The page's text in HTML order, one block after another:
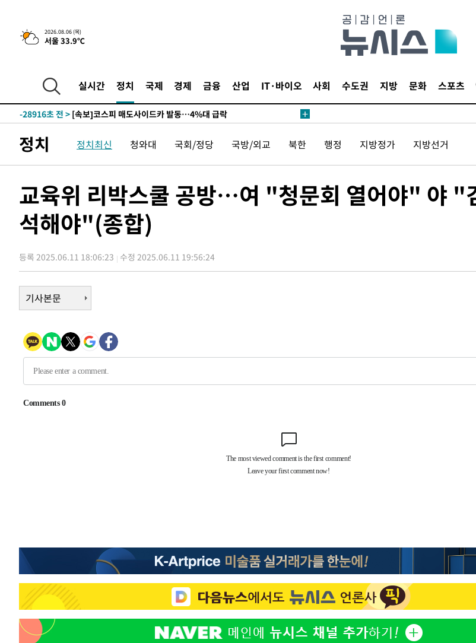
2026.08.06 (목)
서울 33.9℃
실시간 정치 국제 경제 금융 산업 IT·바이오 사회 수도권 지방 문화 스포츠
1시간 전 >[속보] "이란-오만, 호르무즈 해협 통행 항로 합의" 이란 외무부 대변인
-29736초 전 >
[속보]경찰, '홍명보 선임 논란' 대한축구협회·축구회관 등 압수수
-29123초 전 >
상
-28916초 전 > [속보]코스피 매도사이드카 발동…4%대 급락
-25749초 전 >
서울 열대야 15일째 지속…비공식 '초열대야' 30도 넘어
-24316초 전 >[속보]코스닥, 2.15포인트(0.27%) 내린 797.44 출발
-20746초 전 >6월 경상수지 497.3억 달러…두 달 연속 사상 최대
-20697초 전 >서울 낮 39도 '폭염중대경보'…40도 관측 가능성도
-18059초 전 >미 워싱턴주 스포캔 시의 통제불능 3개 산불, 방화선 일부 구축
우 0.49%↑
-8587초 전 >[속보] 이란 대통령 "지금 최고지도자와 소통하기가 매우 어려워" 취
-31039초 전 >
[속보]산업장관 "李정부, 원전 반대 안해…안정 전력 위해 불가피"
-29736초 전 >[속보]경찰, '홍명보 선임 논란' 대한축구협회·축구회관 등 압수수
-29123초 전 >[속보]산업장관 "美무역법 제301조 과잉생산 결과 발표 8월 중 예
상
-28916초 전 >[속보]코스피 매도사이드카 발동…4%대 급락
미 워싱턴주 스포캔 시의 통제불능 3개 산불, 방화선 일부 구축
정치 정치최신 청와대 국회/정당 국방/외교 북한 행정 지방정가 지방선거
교육위 리박스쿨 공방…여 "청문회 열어야" 야 "
석해야"(종합)
등록 2025.06.11 18:06:23 수정 2025.06.11 19:56:24
기사본문
2
정부, 전
1000대
3
'첫 주연'
돼"